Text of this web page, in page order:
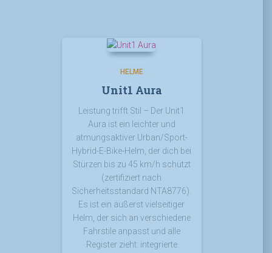
HELME
Unit1 Aura
Leistung trifft Stil – Der Unit1
Aura ist ein leichter und
atmungsaktiver Urban/Sport-
Hybrid-E-Bike-Helm, der dich bei
Stürzen bis zu 45 km/h schützt
(zertifiziert nach
Sicherheitsstandard NTA8776).
Es ist ein äußerst vielseitiger
Helm, der sich an verschiedene
Fahrstile anpasst und alle
Register zieht: integrierte